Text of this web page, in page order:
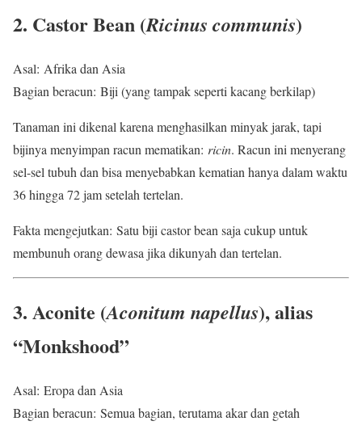
2. Castor Bean (Ricinus communis)
Asal: Afrika dan Asia
Bagian beracun: Biji (yang tampak seperti kacang berkilap)
Tanaman ini dikenal karena menghasilkan minyak jarak, tapi
bijinya menyimpan racun mematikan: ricin. Racun ini menyerang
sel-sel tubuh dan bisa menyebabkan kematian hanya dalam waktu
36 hingga 72 jam setelah tertelan.
Fakta mengejutkan: Satu biji castor bean saja cukup untuk
membunuh orang dewasa jika dikunyah dan tertelan.
3. Aconite (Aconitum napellus), alias
“Monkshood”
Asal: Eropa dan Asia
Bagian beracun: Semua bagian, terutama akar dan getah